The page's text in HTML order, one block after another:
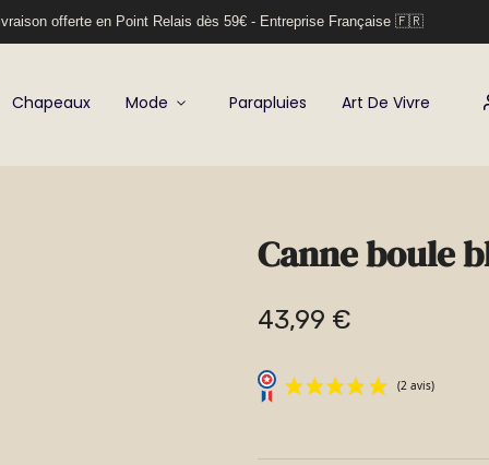
offerte en Point Relais dès 59€ - Entreprise Française 🇫🇷
Chapeaux Mode Parapluies Art De Vivre
Canne boule
43,99 €